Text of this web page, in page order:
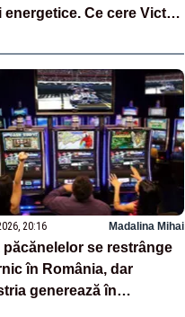
energetice. Ce cere Victor
20:16 Madalina Mihai
păcănelelor se restrânge
în România, dar
generează în